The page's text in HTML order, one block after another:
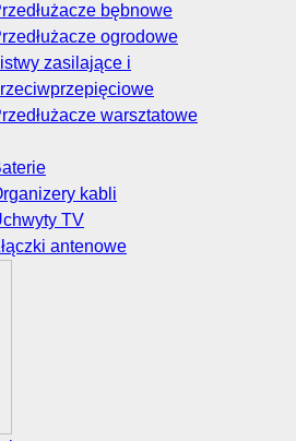
bębnowe
ogrodowe
zasilające i
warsztatowe
kabli
TV
antenowe